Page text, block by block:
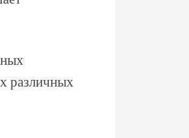
различных